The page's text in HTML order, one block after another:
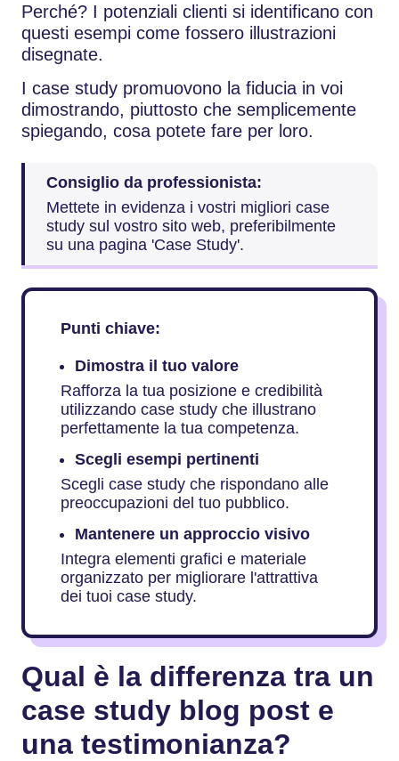
Perché? I potenziali clienti si identificano con
questi esempi come fossero illustrazioni
disegnate.
I case study promuovono la fiducia in voi
dimostrando, piuttosto che semplicemente
spiegando, cosa potete fare per loro.
Consiglio da professionista:
Mettete in evidenza i vostri migliori case
study sul vostro sito web, preferibilmente
su una pagina 'Case Study'.
Punti chiave:
Dimostra il tuo valore
Rafforza la tua posizione e credibilità
utilizzando case study che illustrano
perfettamente la tua competenza.
Scegli esempi pertinenti
Scegli case study che rispondano alle
preoccupazioni del tuo pubblico.
Mantenere un approccio visivo
Integra elementi grafici e materiale
organizzato per migliorare l'attrattiva
dei tuoi case study.
Qual è la differenza tra un
case study blog post e
una testimonianza?